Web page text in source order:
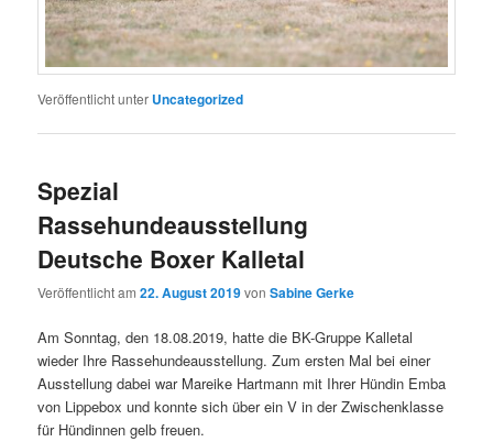
Veröffentlicht unter Uncategorized
Spezial
Rassehundeausstellung
Deutsche Boxer Kalletal
Veröffentlicht am22. August 2019vonSabine Gerke
Am Sonntag, den 18.08.2019, hatte die BK-Gruppe Kalletal
wieder Ihre Rassehundeausstellung. Zum ersten Mal bei einer
Ausstellung dabei war Mareike Hartmann mit Ihrer Hündin Emba
von Lippebox und konnte sich über ein V in der Zwischenklasse
für Hündinnen gelb freuen.